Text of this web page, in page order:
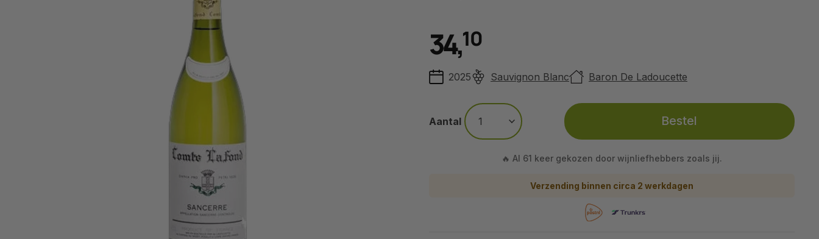
34,10
2025 Sauvignon Blanc Baron De Ladoucette
Aantal Bestel
🔥 Al 61 keer gekozen door wijnliefhebbers zoals jij.
Verzending binnen circa 2 werkdagen